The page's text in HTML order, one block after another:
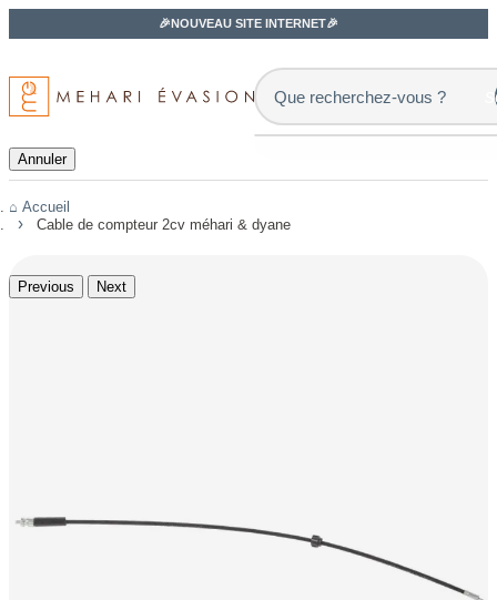
🎉NOUVEAU SITE INTERNET🎉
Annuler
Accueil
Cable de compteur 2cv méhari & dyane
Previous Next